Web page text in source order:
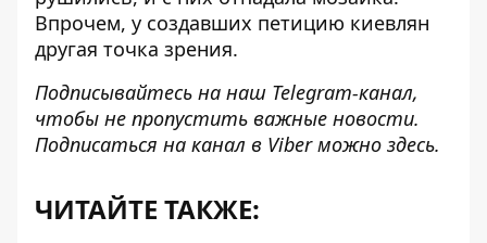
Впрочем, у создавших петицию киевлян
другая точка зрения.
Подписывайтесь на наш Telegram-канал,
чтобы не пропустить важные новости.
Подписаться на канал в Viber можно здесь.
ЧИТАЙТЕ ТАКЖЕ: